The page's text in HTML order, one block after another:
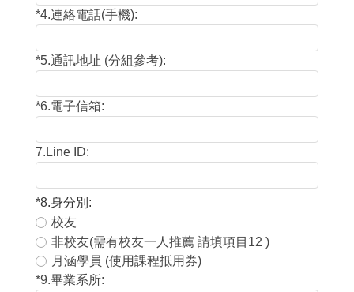
*4.連絡電話(手機):
*5.通訊地址 (分組參考):
*6.電子信箱:
7.Line ID:
*8.身分別:
校友
非校友(需有校友一人推薦 請填項目12 )
月涵學員 (使用課程抵用券)
*9.畢業系所: